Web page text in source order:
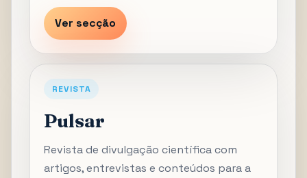
Ver secção
REVISTA
Pulsar
Revista de divulgação científica com
artigos, entrevistas e conteúdos para a